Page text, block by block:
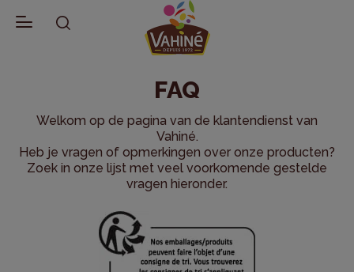
FAQ
Welkom op de pagina van de klantendienst van
Vahiné.
Heb je vragen of opmerkingen over onze producten?
Zoek in onze lijst met veel voorkomende gestelde
vragen hieronder.